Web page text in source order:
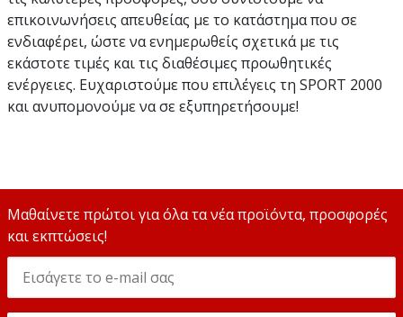
επικοινωνήσεις απευθείας με το κατάστημα που σε
ενδιαφέρει, ώστε να ενημερωθείς σχετικά με τις
εκάστοτε τιμές και τις διαθέσιμες προωθητικές
ενέργειες. Ευχαριστούμε που επιλέγεις τη SPORT 2000
και ανυπομονούμε να σε εξυπηρετήσουμε!
Μαθαίνετε πρώτοι για όλα τα νέα προϊόντα, προσφορές
και εκπτώσεις!